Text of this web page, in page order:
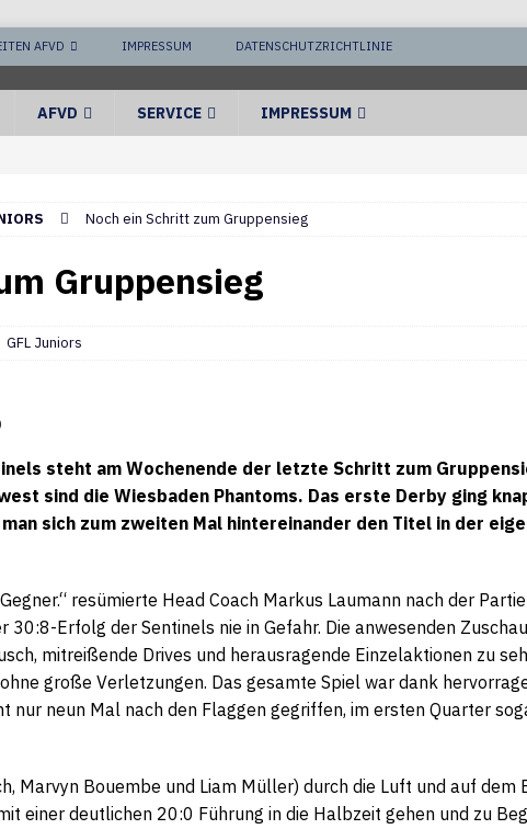
AFVD IMPRESSUM DATENSCHUTZRICHTLINIE
AFVD SERVICE IMPRESSUM
Noch ein Schritt zum Gruppensieg
Gruppensieg
GFL Juniors
steht am Wochenende der letzte Schritt zum
sind die Wiesbaden Phantoms. Das erste Derby ging
sich zum zweiten Mal hintereinander den Titel in der
resümierte Head Coach Markus Laumann nach der
30:8-Erfolg der Sentinels nie in Gefahr. Die anwesenden
mitreißende Drives und herausragende Einzelaktionen zu
große Verletzungen. Das gesamte Spiel war dank
nur neun Mal nach den Flaggen gegriffen, im ersten Quarter
Marvyn Bouembe und Liam Müller) durch die Luft und auf dem
einer deutlichen 20:0 Führung in die Halbzeit gehen und zu